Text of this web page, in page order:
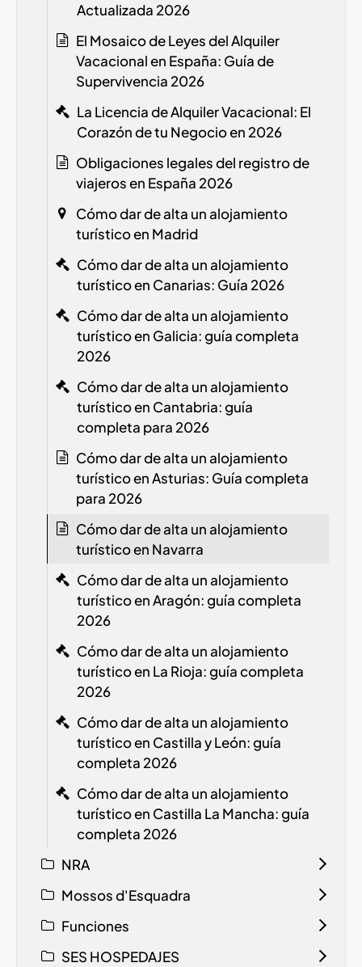
Actualizada 2026
El Mosaico de Leyes del Alquiler
Vacacional en España: Guía de
Supervivencia 2026
La Licencia de Alquiler Vacacional: El
Corazón de tu Negocio en 2026
Obligaciones legales del registro de
viajeros en España 2026
Cómo dar de alta un alojamiento
turístico en Madrid
Cómo dar de alta un alojamiento
turístico en Canarias: Guía 2026
Cómo dar de alta un alojamiento
turístico en Galicia: guía completa
2026
Cómo dar de alta un alojamiento
turístico en Cantabria: guía
completa para 2026
Cómo dar de alta un alojamiento
turístico en Asturias: Guía completa
para 2026
Cómo dar de alta un alojamiento
turístico en Navarra
Cómo dar de alta un alojamiento
turístico en Aragón: guía completa
2026
Cómo dar de alta un alojamiento
turístico en La Rioja: guía completa
2026
Cómo dar de alta un alojamiento
turístico en Castilla y León: guía
completa 2026
Cómo dar de alta un alojamiento
turístico en Castilla La Mancha: guía
completa 2026
NRA
Mossos d'Esquadra
Funciones
SES HOSPEDAJES